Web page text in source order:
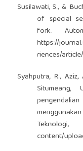
Susilawati, S., &
of special
fork.
https://
riences/
Syahputra, R.,
content/